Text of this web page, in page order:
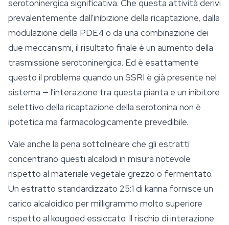
serotoninergica significativa. Che questa attività derivi
prevalentemente dall'inibizione della ricaptazione, dalla
modulazione della PDE4 o da una combinazione dei
due meccanismi, il risultato finale è un aumento della
trasmissione serotoninergica. Ed è esattamente
questo il problema quando un SSRI è già presente nel
sistema — l'interazione tra questa pianta e un inibitore
selettivo della ricaptazione della serotonina non è
ipotetica ma farmacologicamente prevedibile.
Vale anche la pena sottolineare che gli estratti
concentrano questi alcaloidi in misura notevole
rispetto al materiale vegetale grezzo o fermentato.
Un estratto standardizzato 25:1 di kanna fornisce un
carico alcaloidico per milligrammo molto superiore
rispetto al kougoed essiccato. Il rischio di interazione